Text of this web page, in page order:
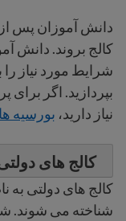
دانش آموزان پس از
کالج بروند. دانش
شرایط مورد نیاز
بپردازید. اگر برای
نیاز دارید، بورسیه
کالج های
کالج های دولتی به
شناخته می شوند.